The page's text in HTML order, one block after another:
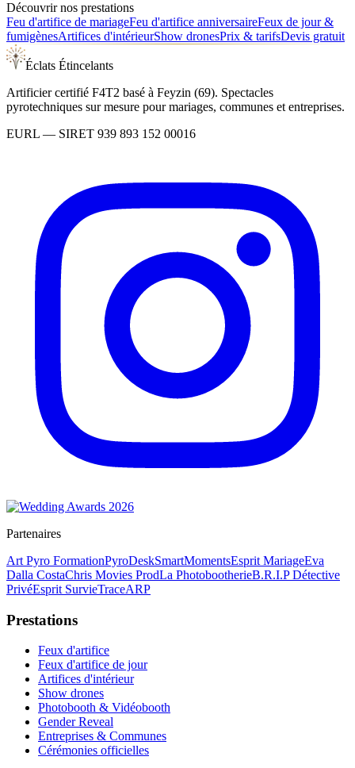
Découvrir nos prestations
Feu d'artifice de mariageFeu d'artifice anniversaireFeux de jour &
fumigènesArtifices d'intérieurShow dronesPrix & tarifsDevis gratuit
Éclats Étincelants
Artificier certifié F4T2 basé à Feyzin (69). Spectacles
pyrotechniques sur mesure pour mariages, communes et entreprises.
EURL — SIRET 939 893 152 00016
Partenaires
Art Pyro FormationPyroDeskSmartMomentsEsprit MariageEva
Dalla CostaChris Movies ProdLa PhotobootherieB.R.I.P Détective
PrivéEsprit SurvieTraceARP
Prestations
Feux d'artifice
Feux d'artifice de jour
Artifices d'intérieur
Show drones
Photobooth & Vidéobooth
Gender Reveal
Entreprises & Communes
Cérémonies officielles